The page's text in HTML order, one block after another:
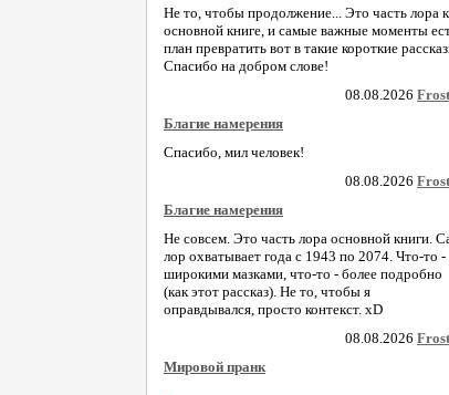
Не то, чтобы продолжение... Это часть лора к
основной книге, и самые важные моменты
план превратить вот в такие короткие
Спасибо на добром слове!
08.08.2026
Благие намерения
Спасибо, мил человек!
08.08.2026
Благие намерения
Не совсем. Это часть лора основной книги.
лор охватывает года с 1943 по 2074. Что-то -
широкими мазками, что-то - более подробно
(как этот рассказ). Не то, чтобы я
оправдывался, просто контекст. xD
08.08.2026
Мировой пранк